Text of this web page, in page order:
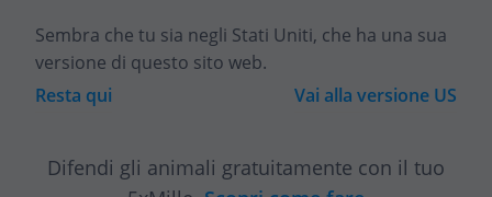
Sembra che tu sia negli Stati Uniti, che ha una sua
versione di questo sito web.
Resta qui
Vai alla versione US
Difendi gli animali gratuitamente con il tuo